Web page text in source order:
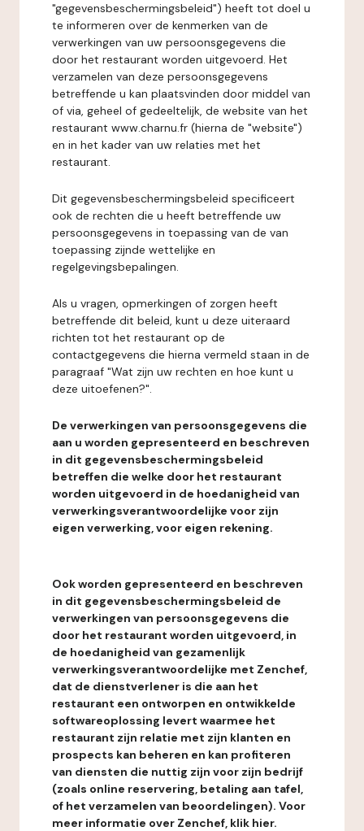
"gegevensbeschermingsbeleid") heeft tot doel u
te informeren over de kenmerken van de
verwerkingen van uw persoonsgegevens die
door het restaurant worden uitgevoerd. Het
verzamelen van deze persoonsgegevens
betreffende u kan plaatsvinden door middel van
of via, geheel of gedeeltelijk, de website van het
restaurant www.charnu.fr (hierna de "website")
en in het kader van uw relaties met het
restaurant.
Dit gegevensbeschermingsbeleid specificeert
ook de rechten die u heeft betreffende uw
persoonsgegevens in toepassing van de van
toepassing zijnde wettelijke en
regelgevingsbepalingen.
Als u vragen, opmerkingen of zorgen heeft
betreffende dit beleid, kunt u deze uiteraard
richten tot het restaurant op de
contactgegevens die hierna vermeld staan in de
paragraaf "Wat zijn uw rechten en hoe kunt u
deze uitoefenen?".
De verwerkingen van persoonsgegevens die
aan u worden gepresenteerd en beschreven
in dit gegevensbeschermingsbeleid
betreffen die welke door het restaurant
worden uitgevoerd in de hoedanigheid van
verwerkingsverantwoordelijke voor zijn
eigen verwerking, voor eigen rekening.
Ook worden gepresenteerd en beschreven
in dit gegevensbeschermingsbeleid de
verwerkingen van persoonsgegevens die
door het restaurant worden uitgevoerd, in
de hoedanigheid van gezamenlijk
verwerkingsverantwoordelijke met Zenchef,
dat de dienstverlener is die aan het
restaurant een ontworpen en ontwikkelde
softwareoplossing levert waarmee het
restaurant zijn relatie met zijn klanten en
prospects kan beheren en kan profiteren
van diensten die nuttig zijn voor zijn bedrijf
(zoals online reservering, betaling aan tafel,
of het verzamelen van beoordelingen). Voor
meer informatie over Zenchef, klik hier.